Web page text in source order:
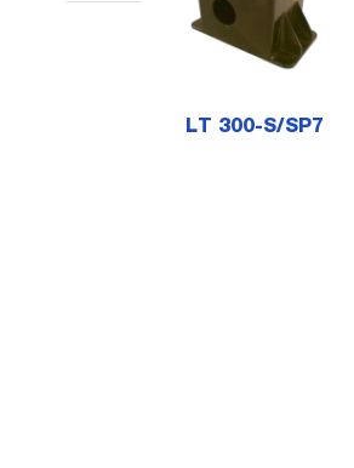
LT 300-S/SP7